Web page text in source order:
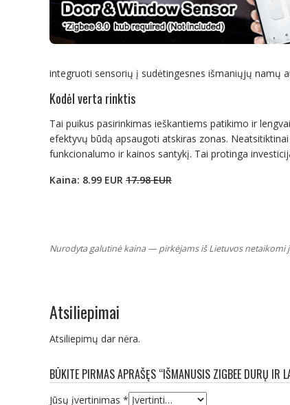
integruoti sensorių į sudėtingesnes išmaniųjų namų
Kodėl verta rinktis
Tai puikus pasirinkimas ieškantiems patikimo ir
efektyvų būdą apsaugoti atskiras zonas.
funkcionalumo ir kainos santykį. Tai protinga
Kaina: 8.99 EUR 17.98 EUR
Nurodyta galutinė kaina — pirkėjams iš Lietuvos
Atsiliepimai
Atsiliepimų dar nėra.
BŪKITE PIRMAS APRAŠĘS “IŠMANUSIS ZIGBEE DURŲ IR
Jūsų įvertinimas *